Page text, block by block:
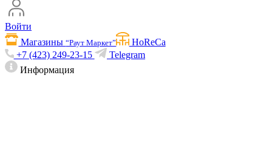
Войти
Магазины“Раут Маркет”
HoReCa
+7 (423) 249-23-15
Telegram
Информация